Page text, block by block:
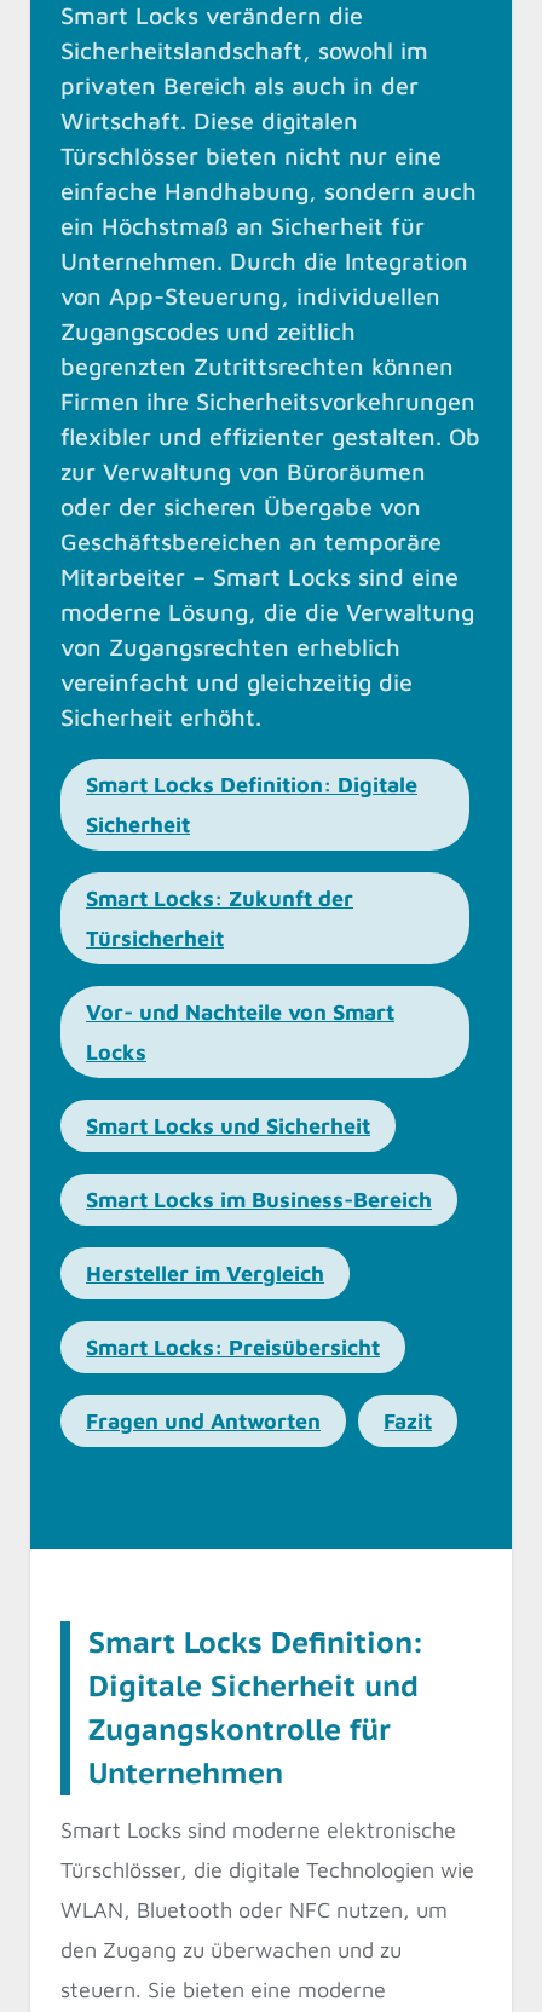
Smart Locks verändern die
Sicherheitslandschaft, sowohl im
privaten Bereich als auch in der
Wirtschaft. Diese digitalen
Türschlösser bieten nicht nur eine
einfache Handhabung, sondern auch
ein Höchstmaß an Sicherheit für
Unternehmen. Durch die Integration
von App-Steuerung, individuellen
Zugangscodes und zeitlich
begrenzten Zutrittsrechten können
Firmen ihre Sicherheitsvorkehrungen
flexibler und effizienter gestalten. Ob
zur Verwaltung von Büroräumen
oder der sicheren Übergabe von
Geschäftsbereichen an temporäre
Mitarbeiter – Smart Locks sind eine
moderne Lösung, die die Verwaltung
von Zugangsrechten erheblich
vereinfacht und gleichzeitig die
Sicherheit erhöht.
Smart Locks Definition: Digitale
Sicherheit
Smart Locks: Zukunft der
Türsicherheit
Vor- und Nachteile von Smart
Locks
Smart Locks und Sicherheit
Smart Locks im Business-Bereich
Hersteller im Vergleich
Smart Locks: Preisübersicht
Fragen und Antworten Fazit
Smart Locks Definition:
Digitale Sicherheit und
Zugangskontrolle für
Unternehmen
Smart Locks sind moderne elektronische
Türschlösser, die digitale Technologien wie
WLAN, Bluetooth oder NFC nutzen, um
den Zugang zu überwachen und zu
steuern. Sie bieten eine moderne